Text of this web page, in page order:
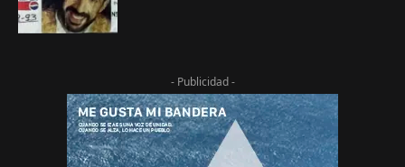
- Publicidad -